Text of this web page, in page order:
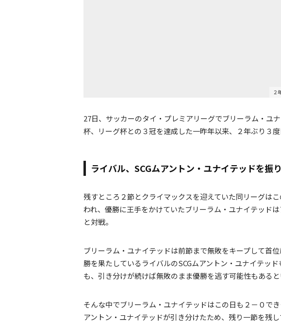
２
27日、サッカーのタイ・プレミアリーグでブリーラム・ユ
杯、リーグ杯との３冠を達成した一昨年以来、２年ぶり３度
ライバル、SCGムアントン・ユナイテッドを振
残すところ２節とクライマックスを迎えていた同リーグは
われ、優勝に王手をかけていたブリーラム・ユナイテッド
と対戦。
ブリーラム・ユナイテッドは前節まで無敗をキープして首
勝を果たしているライバルのSCGムアントン・ユナイテッ
も、引き分けが続けば無敗のまま優勝を逃す可能性もあると
そんな中でブリーラム・ユナイテッドはこの日も２－０で
アントン・ユナイテッドが引き分けたため、残り一節を残